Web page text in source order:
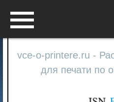
vce-o-printere.ru -
для печати по